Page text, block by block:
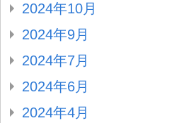
2024年10月
2024年9月
2024年7月
2024年6月
2024年4月